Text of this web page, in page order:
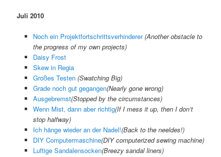
Juli 2010
Noch ein Projektfortschrittsverhinderer(Another obstacle to
the progress of my own projects)
Daisy Frost
Skew in Regia
Großes Testen(Swatching Big)
Grade noch gut gegangen(Nearly gone wrong)
Ausgebremst(Stopped by the circumstances)
Wenn Mist, dann aber richtig(If I mess it up, then I don’t
stop halfway)
Ich hänge wieder an der Nadel!(Back to the neeldes!)
DIY Computermaschine(DIY computerized sewing machine)
Luftige Sandalensocken(Breezy sandal liners)